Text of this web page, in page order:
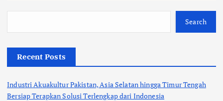
Search
Recent Posts
Industri Akuakultur Pakistan, Asia Selatan hingga Timur Tengah
Bersiap Terapkan Solusi Terlengkap dari Indonesia